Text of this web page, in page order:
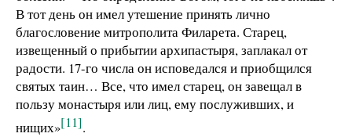
В тот день он имел утешение принять лично
благословение митрополита Филарета. Старец,
извещенный о прибытии архипастыря, заплакал от
радости. 17-го числа он исповедался и приобщился
святых таин… Все, что имел старец, он завещал в
пользу монастыря или лиц, ему послуживших, и
нищих»[11].